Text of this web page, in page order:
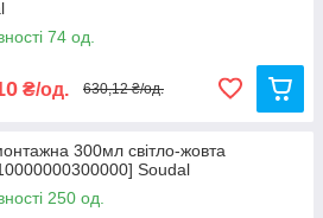
74 од.
₴/од. 630,12 ₴/од.
300мл світло-жовта
Soudal
250 од.